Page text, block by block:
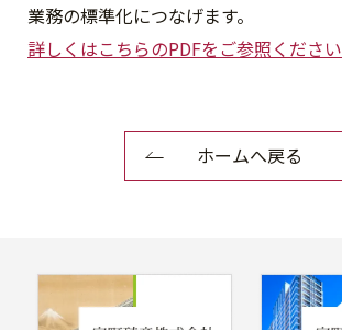
業務の標準化につなげます。
詳しくはこちらのPDFをご参照ください
ホームへ戻る